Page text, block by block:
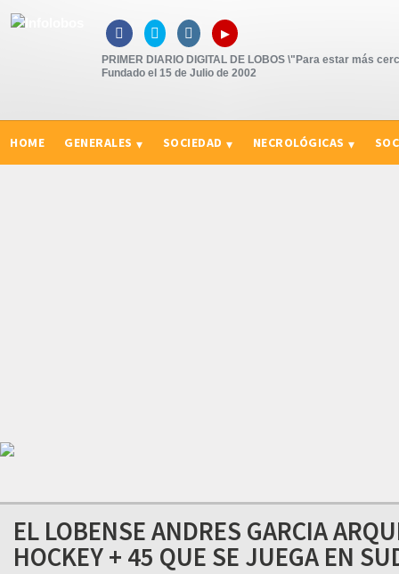
   ▸
PRIMER DIARIO DIGITAL DE LOBOS \"Para estar más
Fundado el 15 de Julio de 2002
HOME GENERALES SOCIEDAD NECROLÓGICAS
EL LOBENSE ANDRES GARCIA
HOCKEY + 45 QUE SE JUEGA EN